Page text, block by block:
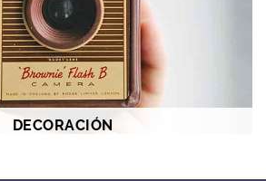
DECORACIÓN